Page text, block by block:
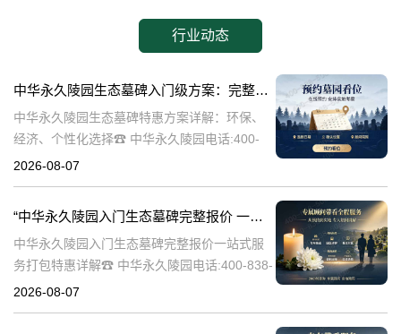
行业动态
中华永久陵园生态墓碑入门级方案：完整报价与一站式服务打包特惠解析
中华永久陵园生态墓碑特惠方案详解：环保、
经济、个性化选择☎ 中华永久陵园电话:400-
838-5063随着人们对身后事的关注度提升，选
2026-08-07
“中华永久陵园入门生态墓碑完整报价 一站式服务打包特惠详解”
中华永久陵园入门生态墓碑完整报价一站式服
务打包特惠详解☎ 中华永久陵园电话:400-838-
5063中华永久陵园作为国内知名的陵园之一，
2026-08-07